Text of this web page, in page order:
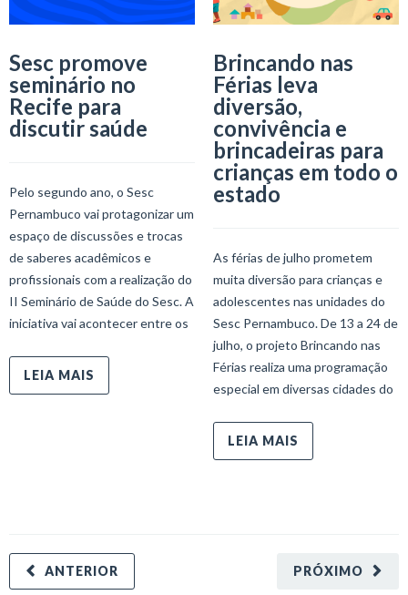
Sesc promove
seminário no
Recife para
discutir saúde
Pelo segundo ano, o Sesc
Pernambuco vai protagonizar um
espaço de discussões e trocas
de saberes acadêmicos e
profissionais com a realização do
II Seminário de Saúde do Sesc. A
iniciativa vai acontecer entre os
LEIA MAIS
Brincando nas
Férias leva
diversão,
convivência e
brincadeiras para
crianças em todo o
estado
As férias de julho prometem
muita diversão para crianças e
adolescentes nas unidades do
Sesc Pernambuco. De 13 a 24 de
julho, o projeto Brincando nas
Férias realiza uma programação
especial em diversas cidades do
LEIA MAIS
PRÓXIMO
ANTERIOR